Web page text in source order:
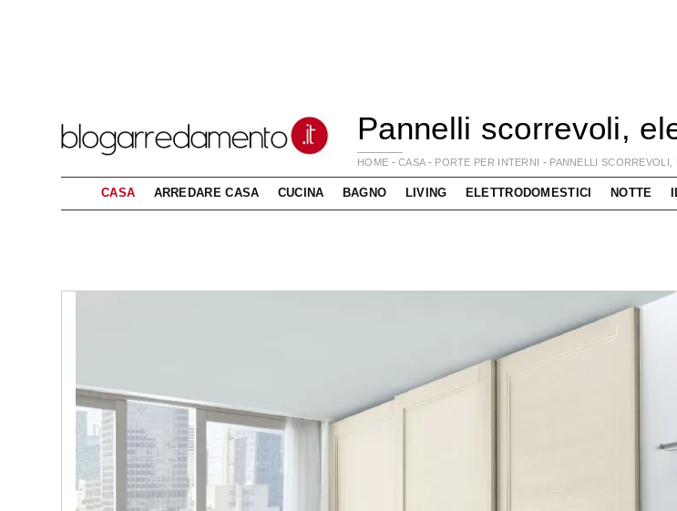
Pannelli scorrevoli,
HOME -CASA- PORTE PER INTERNI - PANNELLI
CASA ARREDARE CASA CUCINA BAGNO LIVING ELETTRODOMESTICI NOTTE